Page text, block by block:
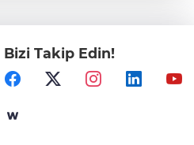
Planları Uygulayıcı eğitimi
Devrek'ten örnek sosyal
Bizi Takip Edin!